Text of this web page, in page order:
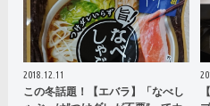
2018.12.11
この冬話題！【エバラ】「なべし